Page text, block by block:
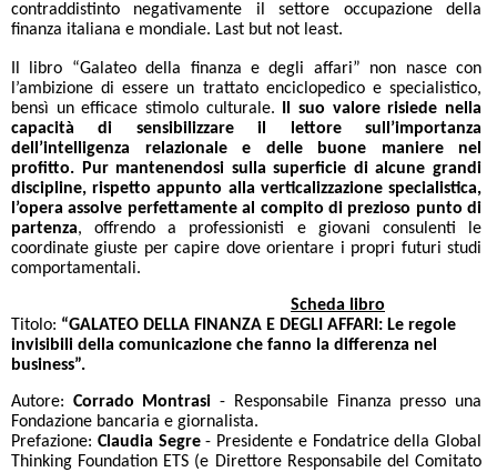
contraddistinto negativamente il settore occupazione della
finanza italiana e mondiale. Last but not least.
Il libro “Galateo della finanza e degli affari” non nasce con
l’ambizione di essere un trattato enciclopedico e specialistico,
bensì un efficace stimolo culturale.
Il suo valore risiede nella
capacità di sensibilizzare il lettore sull’importanza
dell’intelligenza relazionale e delle buone maniere nel
profitto.
Pur mantenendosi sulla superficie di alcune grandi
discipline, rispetto appunto alla verticalizzazione specialistica,
l’opera assolve perfettamente al compito di prezioso punto di
partenza, offrendo a professionisti e giovani consulenti le
coordinate giuste per capire dove orientare i propri futuri studi
comportamentali.
Scheda libro
Titolo: “GALATEO DELLA FINANZA E DEGLI AFFARI: Le regole
invisibili della comunicazione che fanno la differenza nel
business”.
Autore: Corrado Montrasi - Responsabile Finanza presso una
Fondazione bancaria e giornalista.
Prefazione: Claudia Segre- Presidente e Fondatrice della Global
Thinking Foundation ETS (e Direttore Responsabile del Comitato